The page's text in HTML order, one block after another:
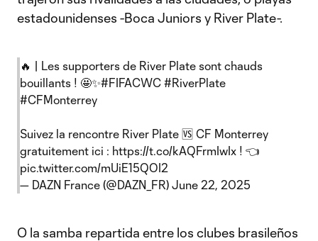
estadounidenses -Boca Juniors y River Plate-.
🔥 | Les supporters de River Plate sont chauds
bouillants ! 🤩✨#FIFACWC #RiverPlate
#CFMonterrey
Suivez la rencontre River Plate 🆚 CF Monterrey
gratuitement ici : https://t.co/kAQFrmIwIx ! 👈
pic.twitter.com/mUiE15QOI2
— DAZN France (@DAZN_FR) June 22, 2025
O la samba repartida entre los clubes brasileños